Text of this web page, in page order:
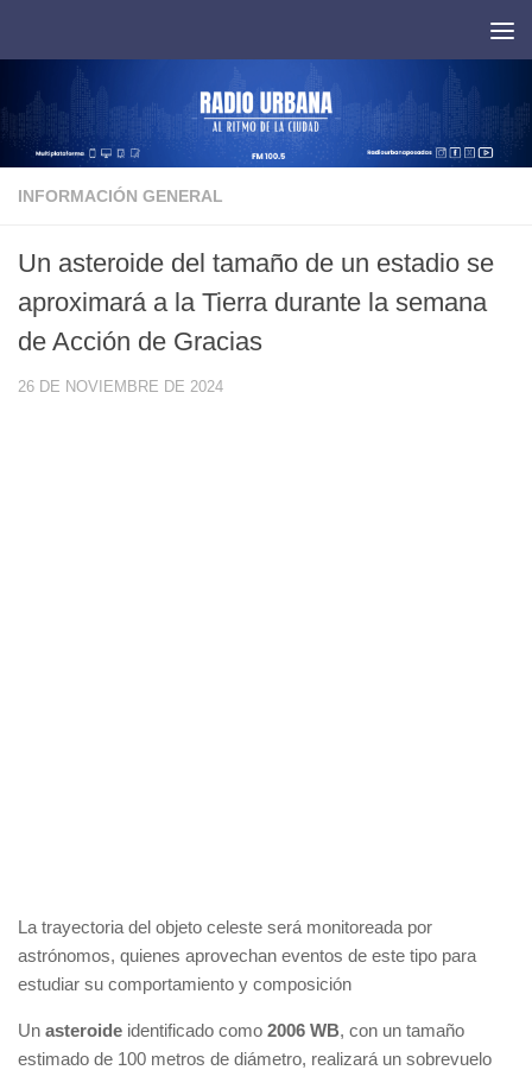
INFORMACIÓN GENERAL
Un asteroide del tamaño de un estadio se
aproximará a la Tierra durante la semana
de Acción de Gracias
26 DE NOVIEMBRE DE 2024
La trayectoria del objeto celeste será monitoreada por
astrónomos, quienes aprovechan eventos de este tipo para
estudiar su comportamiento y composición
Un asteroide identificado como 2006 WB, con un tamaño
estimado de 100 metros de diámetro, realizará un sobrevuelo